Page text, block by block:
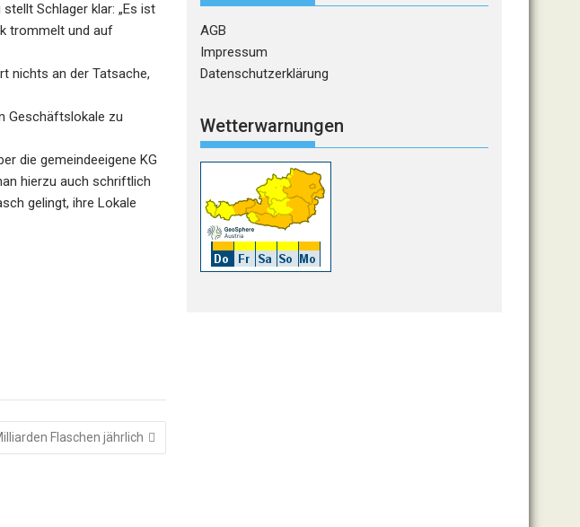
Schlager klar: „Es ist
trommelt und auf
nichts an der Tatsache,
Geschäftslokale zu
die gemeindeeigene KG
hierzu auch schriftlich
gelingt, ihre Lokale
Flaschen jährlich
AGB
Impressum
Datenschutzerklärung
Wetterwarnungen